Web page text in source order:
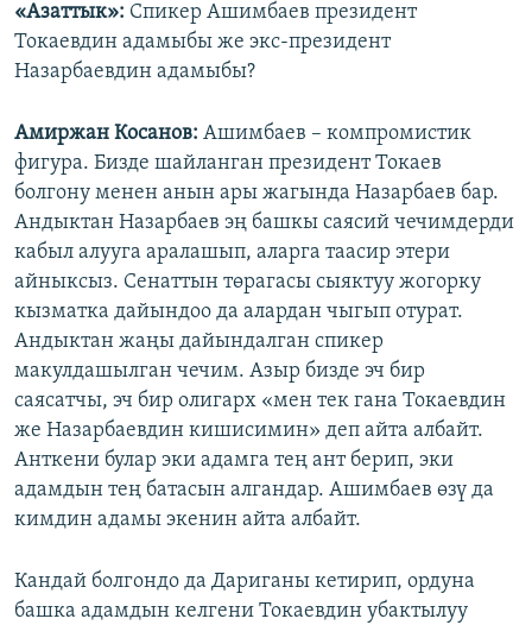
«Азаттык»: Спикер Ашимбаев президент
Токаевдин адамыбы же экс-президент
Назарбаевдин адамыбы?
Амиржан Косанов: Ашимбаев – компромистик
фигура. Бизде шайланган президент Токаев
болгону менен анын ары жагында Назарбаев бар.
Андыктан Назарбаев эң башкы саясий чечимдерди
кабыл алууга аралашып, аларга таасир этери
айныксыз. Сенаттын төрагасы сыяктуу жогорку
кызматка дайындоо да алардан чыгып отурат.
Андыктан жаңы дайындалган спикер
макулдашылган чечим. Азыр бизде эч бир
саясатчы, эч бир олигарх «мен тек гана Токаевдин
же Назарбаевдин кишисимин» деп айта албайт.
Анткени булар эки адамга тең ант берип, эки
адамдын тең батасын алгандар. Ашимбаев өзү да
кимдин адамы экенин айта албайт.
Кандай болгондо да Дариганы кетирип, ордуна
башка адамдын келгени Токаевдин убактылуу